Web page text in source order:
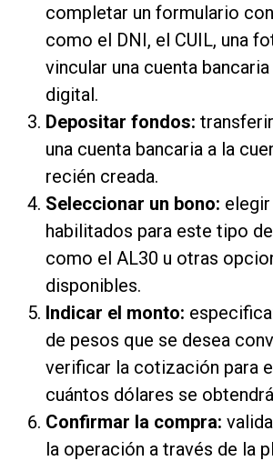
completar un formulario
como el DNI, el CUIL, una
vincular una cuenta
digital.
Depositar fondos:
una cuenta bancaria a la
recién creada.
Seleccionar un bono:
habilitados para este tipo
como el AL30 u otras
disponibles.
Indicar el monto:
de pesos que se desea
verificar la cotización para
cuántos dólares se
Confirmar la compra:
la operación a través de la